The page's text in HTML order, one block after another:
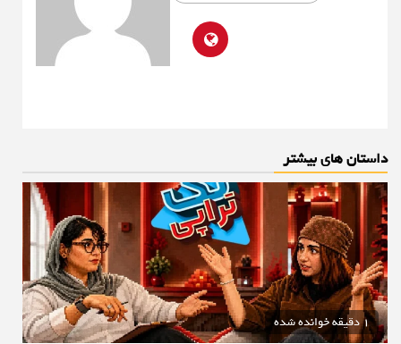
داستان های بیشتر
1 دقیقه خوانده شده